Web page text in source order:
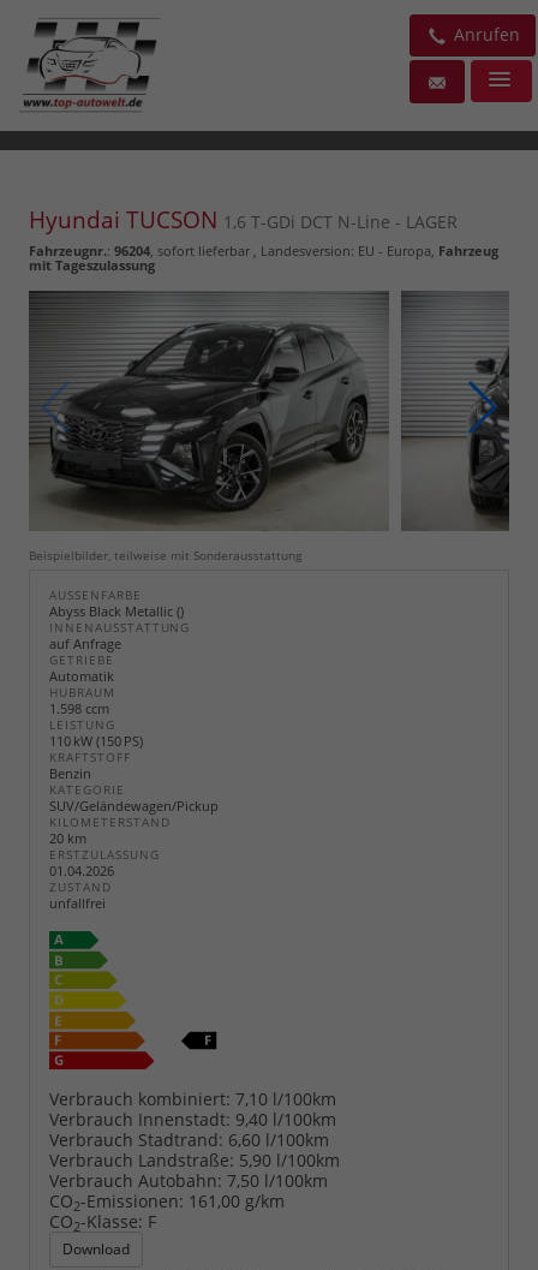
Anrufen
Hyundai TUCSON 1,6 T-GDi DCT N-Line - LAGER
Fahrzeugnr.: 96204 sofort lieferbar , Landesversion: EU - Europa, Fahrzeug
mit Tageszulassung
Beispielbilder, teilweise mit Sonderausstattung
AUSSENFARBE
Abyss Black Metallic ()
INNENAUSSTATTUNG
auf Anfrage
GETRIEBE
Automatik
HUBRAUM
1.598 ccm
LEISTUNG
110 kW (150 PS)
KRAFTSTOFF
Benzin
KATEGORIE
SUV/Geländewagen/Pickup
KILOMETERSTAND
20 km
ERSTZULASSUNG
01.04.2026
ZUSTAND
unfallfrei
Verbrauch kombiniert: 7,10 l/100km
Verbrauch Innenstadt: 9,40 l/100km
Verbrauch Stadtrand: 6,60 l/100km
Verbrauch Landstraße: 5,90 l/100km
Verbrauch Autobahn: 7,50 l/100km
CO2-Emissionen: 161,00 g/km
CO2-Klasse: F
Download